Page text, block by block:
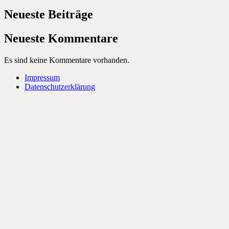
Neueste Beiträge
Neueste Kommentare
Es sind keine Kommentare vorhanden.
Impressum
Datenschutzerklärung